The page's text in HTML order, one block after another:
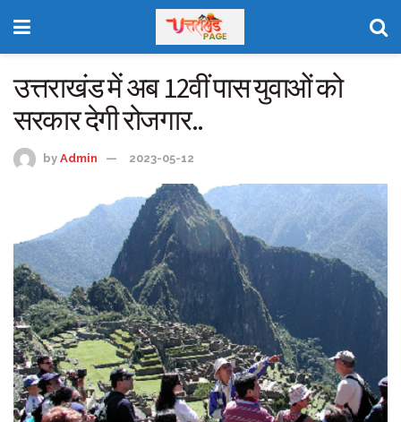
उत्तराखंड में अब 12वीं पास युवाओं को
सरकार देगी रोजगार..
by Admin 2023-05-12